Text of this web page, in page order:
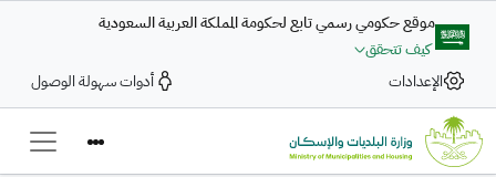
تجاوز إلى المحتوى الرئيسي
موقع حكومي رسمي تابع لحكومة المملكة العربية السعودية
كيف تتحقق
الإعدادات
أدوات سهولة الوصول
تعزيز التكامل في تقديم
بلاغ رقمي
ضمن التكامل بين وزارة البلديات والإسكان والحكومة الرقمية تتاح خدمة
بلاغ رقمي